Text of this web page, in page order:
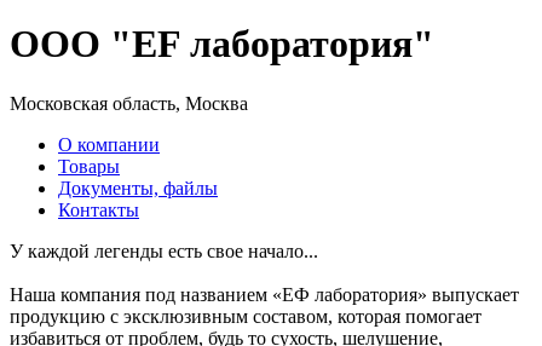
ООО "EF лаборатория"
Московская область, Москва
О компании
Товары
Документы, файлы
Контакты
У каждой легенды есть свое начало...
Наша компания под названием «ЕФ лаборатория» выпускает
продукцию с эксклюзивным составом, которая помогает
избавиться от проблем, будь то сухость, шелушение,